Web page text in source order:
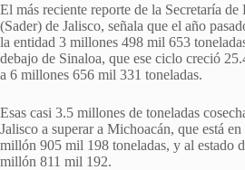
El más reciente reporte de la Secretaría
(Sader) de Jalisco, señala que el año
la entidad 3 millones 498 mil 653
debajo de Sinaloa, que ese ciclo creció
a 6 millones 656 mil 331 toneladas.
Esas casi 3.5 millones de toneladas
Jalisco a superar a Michoacán, que está
millón 905 mil 198 toneladas, y al estado
millón 811 mil 192.